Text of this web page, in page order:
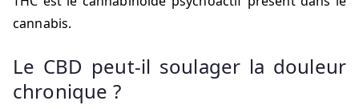
cannabis.
Le CBD peut-il soulager la douleur
chronique ?